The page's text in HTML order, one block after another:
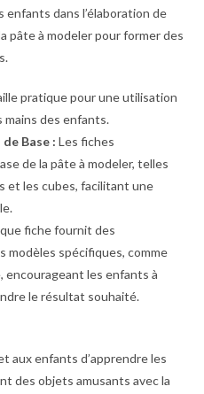
enfants dans l’élaboration de
pâte à modeler pour former des
pratique pour une utilisation
des enfants.
Base : Les fiches
de la pâte à modeler, telles
et les cubes, facilitant une
fiche fournit des
modèles spécifiques, comme
encourageant les enfants à
le résultat souhaité.
aux enfants d’apprendre les
des objets amusants avec la